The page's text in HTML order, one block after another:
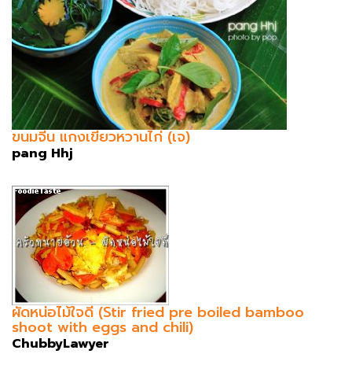
ขนมจีน แกงเขียวหวานไก่ (เจ)
pang Hhj
ผัดหน่อไม้ใจดี (Stir fried pre boiled bamboo
shoot with eggs and chili)
ChubbyLawyer